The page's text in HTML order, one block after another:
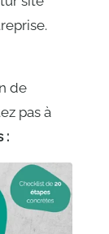
de
pas à
: